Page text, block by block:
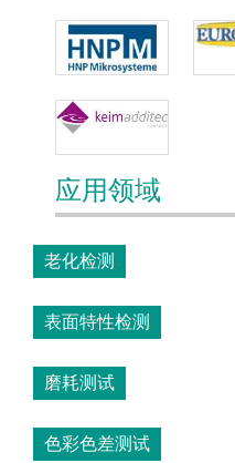
应用领域
老化检测
表面特性检测
磨耗测试
色彩色差测试